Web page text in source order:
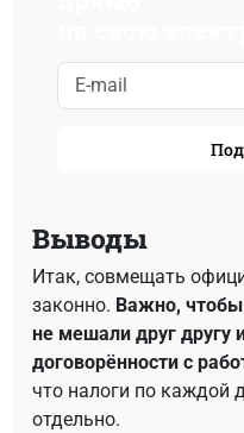
Выводы
Итак, совмещать
законно. Важно, чтобы
не мешали друг другу
договорённости с
что налоги по каждой
отдельно.